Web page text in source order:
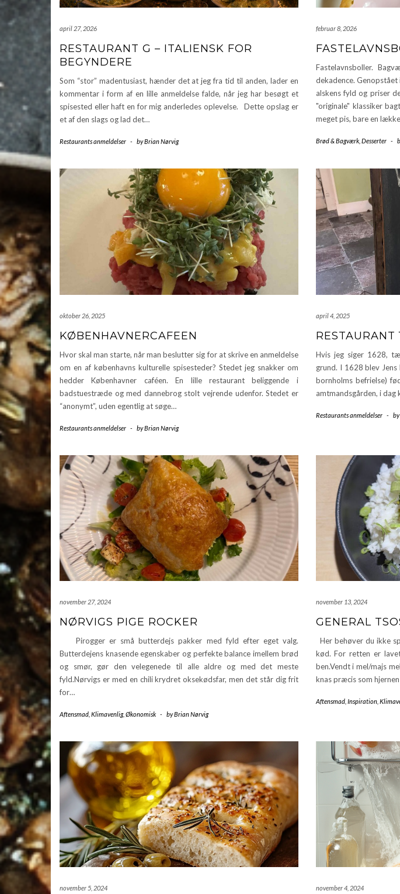
april 27, 2026
RESTAURANT G – ITALIENSK FOR
BEGYNDERE
Som “stor” madentusiast, hænder det at jeg fra tid til anden, lader en
kommentar i form af en lille anmeldelse falde, når jeg har besøgt et
spisested eller haft en for mig anderledes oplevelse. Dette opslag er
et af den slags og lad det…
Restaurants anmeldelser - byBrian Nørvig
februar 8, 2026
Fastelavnsboller.
dekadence.
alskens fyld og priser
"originale" klassiker
meget pis, bare en
Brød & Bagværk, Desserter -
oktober 26, 2025
KØBENHAVNERCAFEEN
Hvor skal man starte, når man beslutter sig for at skrive en anmeldelse
om en af københavns kulturelle spisesteder? Stedet jeg snakker om
hedder Københavner caféen. En lille restaurant beliggende i
badstuestræde og med dannebrog stolt vejrende udenfor. Stedet er
“anonymt”, uden egentlig at søge…
Restaurants anmeldelser - byBrian Nørvig
april 4, 2025
RESTAURANT
Hvis jeg siger 1628,
grund. I 1628 blev
bornholms befrielse)
amtmandsgården, i dag
Restaurants anmeldelser - by
november 27, 2024
NØRVIGS PIGE ROCKER
Pirogger er små butterdejs pakker med fyld efter eget valg.
Butterdejens knasende egenskaber og perfekte balance imellem brød
og smør, gør den velegenede til alle aldre og med det meste
fyld.Nørvigs er med en chili krydret oksekødsfar, men det står dig frit
for…
Aftensmad Klimavenlig, Økonomisk - byBrian Nørvig
november 13, 2024
GENERAL
Her behøver du ikke
kød. For retten er
ben.Vendt i mel/majs
knas præcis som
Aftensmad, Inspiration,
november 5, 2024 november 4, 2024